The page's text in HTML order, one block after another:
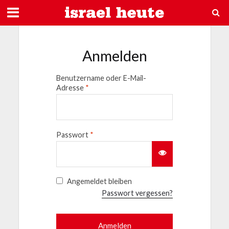
Anmelden
Benutzername oder E-Mail-
Adresse *
Passwort *
Angemeldet bleiben
Passwort vergessen?
Anmelden